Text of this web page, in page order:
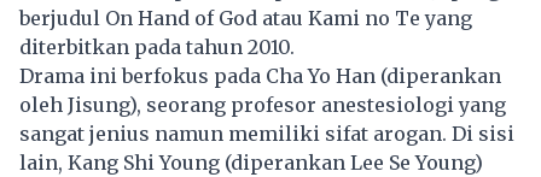
berjudul On Hand of God atau Kami no Te yang
diterbitkan pada tahun 2010.
Drama ini berfokus pada Cha Yo Han (diperankan
oleh Jisung), seorang profesor anestesiologi yang
sangat jenius namun memiliki sifat arogan. Di sisi
lain, Kang Shi Young (diperankan Lee Se Young)